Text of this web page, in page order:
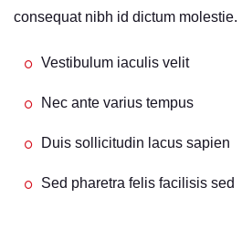
consequat nibh id dictum molestie.
Vestibulum iaculis velit
Nec ante varius tempus
Duis sollicitudin lacus sapien
Sed pharetra felis facilisis sed